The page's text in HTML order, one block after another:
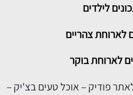
לילדים
לארוחת צהריים
לארוחת בוקר
פודיק – אוכל טעים בצ'יק –